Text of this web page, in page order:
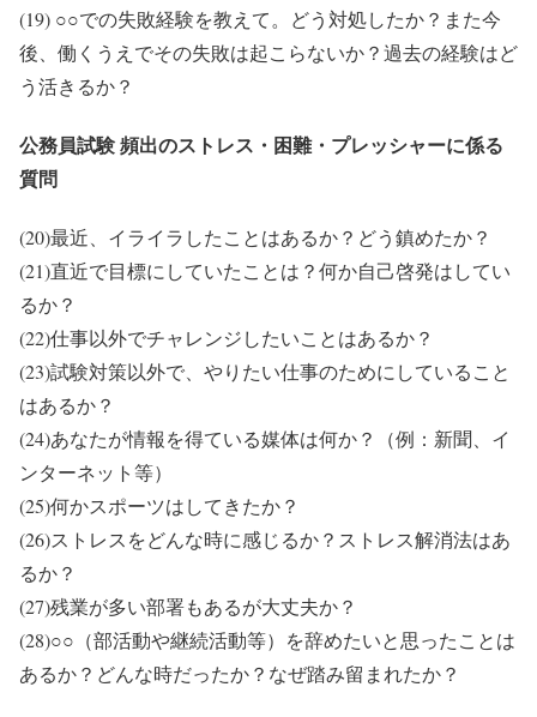
(19) ○○での失敗経験を教えて。どう対処したか？また今
後、働くうえでその失敗は起こらないか？過去の経験はど
う活きるか？
公務員試験 頻出のストレス・困難・プレッシャーに係る
質問
(20)最近、イライラしたことはあるか？どう鎮めたか？
(21)直近で目標にしていたことは？何か自己啓発はしてい
るか？
(22)仕事以外でチャレンジしたいことはあるか？
(23)試験対策以外で、やりたい仕事のためにしていること
はあるか？
(24)あなたが情報を得ている媒体は何か？（例：新聞、イ
ンターネット等）
(25)何かスポーツはしてきたか？
(26)ストレスをどんな時に感じるか？ストレス解消法はあ
るか？
(27)残業が多い部署もあるが大丈夫か？
(28)○○（部活動や継続活動等）を辞めたいと思ったことは
あるか？どんな時だったか？なぜ踏み留まれたか？